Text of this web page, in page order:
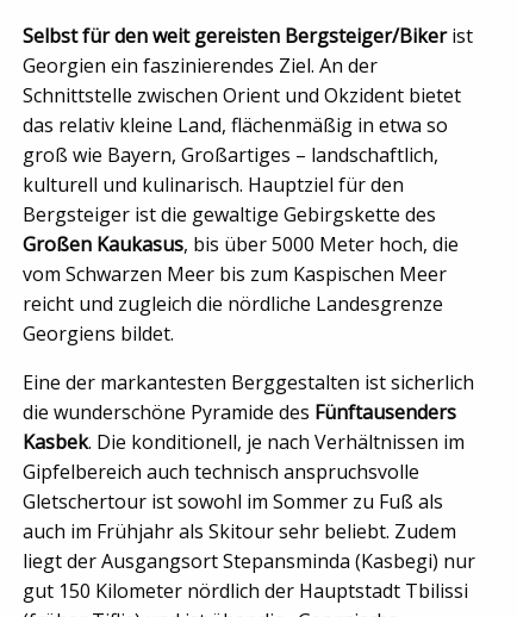
Selbst für den weit gereisten Bergsteiger/Bikerist
Georgien ein faszinierendes Ziel. An der
Schnittstelle zwischen Orient und Okzident bietet
das relativ kleine Land, flächenmäßig in etwa so
groß wie Bayern, Großartiges – landschaftlich,
kulturell und kulinarisch. Hauptziel für den
Bergsteiger ist die gewaltige Gebirgskette des
Großen Kaukasus, bis über 5000 Meter hoch, die
vom Schwarzen Meer bis zum Kaspischen Meer
reicht und zugleich die nördliche Landesgrenze
Georgiens bildet.
Eine der markantesten Berggestalten ist sicherlich
die wunderschöne Pyramide des Fünftausenders
Kasbek. Die konditionell, je nach Verhältnissen im
Gipfelbereich auch technisch anspruchsvolle
Gletschertour ist sowohl im Sommer zu Fuß als
auch im Frühjahr als Skitour sehr beliebt. Zudem
liegt der Ausgangsort Stepansminda (Kasbegi) nur
gut 150 Kilometer nördlich der Hauptstadt Tbilissi